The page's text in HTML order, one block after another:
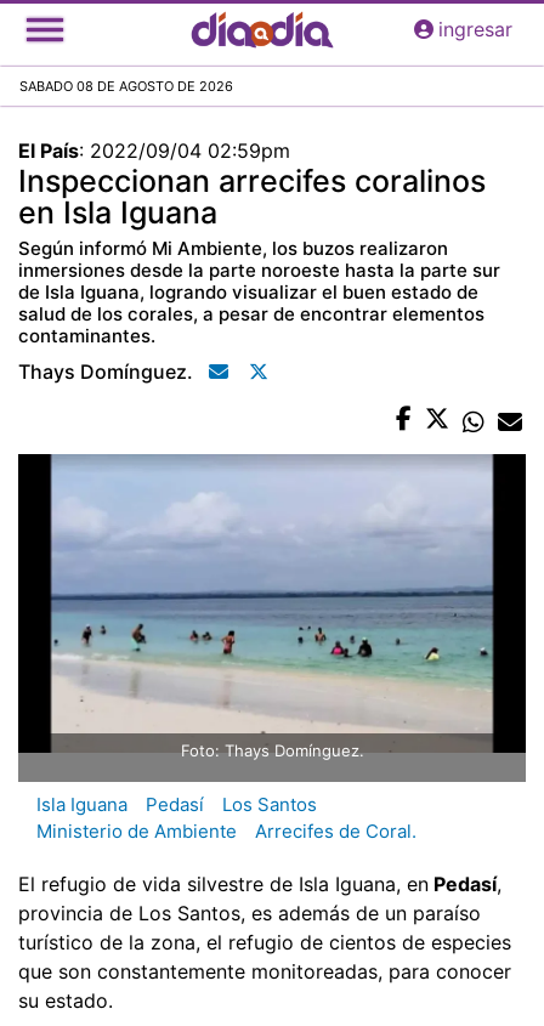
Pasar
al
principal
ingresar
SABADO 08 DE AGOSTO DE 2026
El País: 2022/09/04 02:59pm
Inspeccionan arrecifes coralinos
en Isla Iguana
Según informó Mi Ambiente, los buzos realizaron
inmersiones desde la parte noroeste hasta la parte sur
de Isla Iguana, logrando visualizar el buen estado de
salud de los corales, a pesar de encontrar elementos
contaminantes.
Thays Domínguez.
Foto: Thays Domínguez.
Isla Iguana Pedasí
Los Santos
Ministerio de Ambiente
Arrecifes de Coral.
El refugio de vida silvestre de Isla Iguana, en Pedasí,
provincia de Los Santos, es además de un paraíso
turístico de la zona, el refugio de cientos de especies
que son constantemente monitoreadas, para conocer
su estado.